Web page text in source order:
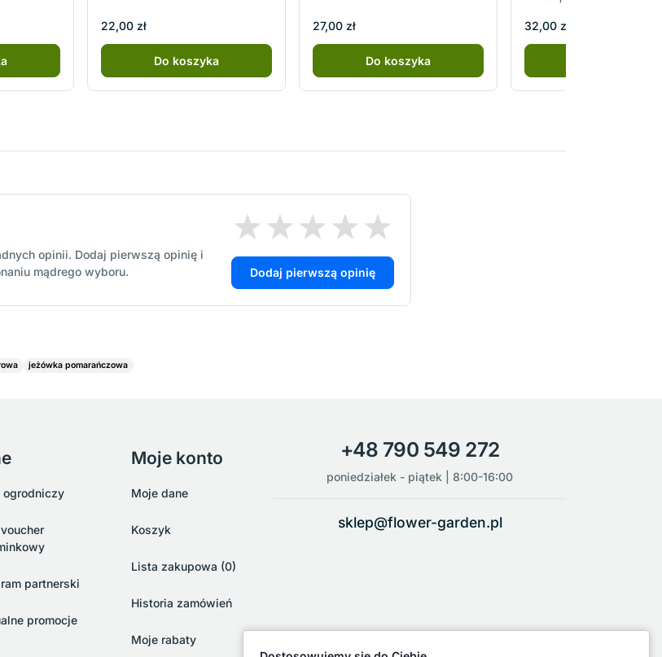
22,00 zł
Do koszyka
27,00 zł
Do koszyka
32,00 zł
opinii. Dodaj pierwszą opinię i
mądrego wyboru.
Dodaj pierwszą opinię
jeżówka pomarańczowa
ogrodniczy
partnerski
promocje
Moje konto
Moje dane
Koszyk
Lista zakupowa (0)
Historia zamówień
Moje rabaty
+48 790 549 272
poniedziałek - piątek | 8:00-16:00
sklep@flower-garden.pl